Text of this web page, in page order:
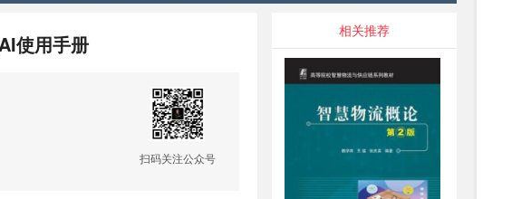
使用手册
扫码关注公众号
相关推荐